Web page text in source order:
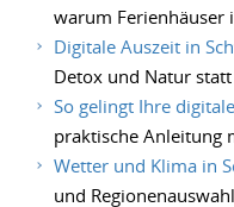
warum Ferienhäuser
Digitale Auszeit in
Detox und Natur statt
So gelingt Ihre
praktische Anleitung
Wetter und Klima in
und Regionenauswahl.